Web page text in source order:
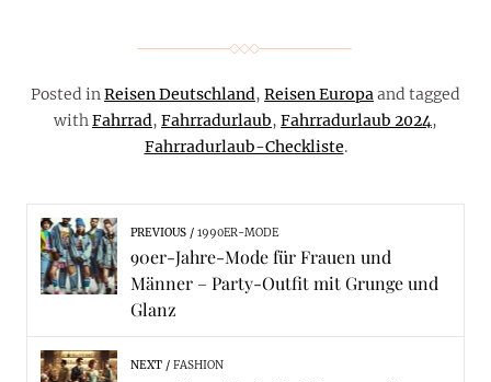
Posted inReisen Deutschland, Reisen Europaand tagged
withFahrrad, Fahrradurlaub, Fahrradurlaub 2024,
Fahrradurlaub-Checkliste.
PREVIOUS 1990ER-MODE
90er-Jahre-Mode für Frauen und
Männer – Party-Outfit mit Grunge und
Glanz
NEXT FASHION